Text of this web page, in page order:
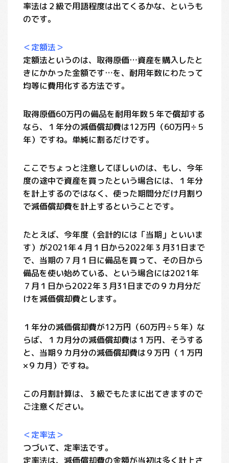
率法は２級で用語程度は出てくるかな、というも
のです。
＜定額法＞
定額法というのは、取得原価…資産を購入したと
きにかかった金額です…を、耐用年数にわたって
均等に費用化する方法です。
取得原価60万円の備品を耐用年数５年で償却する
なら、１年分の減価償却費は12万円（60万円÷５
年）ですね。単純に割るだけです。
ここでちょっと注意してほしいのは、もし、今年
度の途中で資産を買ったという場合には、１年分
を計上するのではなく、使った期間分だけ月割り
で減価償却費を計上するということです。
たとえば、今年度（会計的には「当期」といいま
す）が2021年４月１日から2022年３月31日まで
で、当期の７月１日に備品を買って、その日から
備品を使い始めている、という場合には2021年
７月１日から2022年３月31日までの９カ月分だ
けを減価償却費とします。
１年分の減価償却費が12万円（60万円÷５年）な
らば、１カ月分の減価償却費は１万円、そうする
と、当期９カ月分の減価償却費は９万円（１万円
×９カ月）ですね。
この月割計算は、３級でもたまに出てきますので
ご注意ください。
＜定率法＞
つづいて、定率法です。
定率法は、減価償却費の金額が当初は多く計上さ